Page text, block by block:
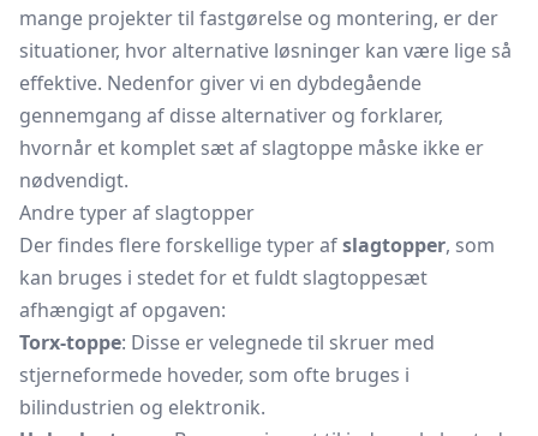
mange projekter til fastgørelse og montering, er der
situationer, hvor alternative løsninger kan være lige så
effektive. Nedenfor giver vi en dybdegående
gennemgang af disse alternativer og forklarer,
hvornår et komplet sæt af slagtoppe måske ikke er
nødvendigt.
Andre typer af slagtopper
Der findes flere forskellige typer afslagtopper, som
kan bruges i stedet for et fuldt slagtoppesæt
afhængigt af opgaven:
Torx-toppe: Disse er velegnede til skruer med
stjerneformede hoveder, som ofte bruges i
bilindustrien og elektronik.